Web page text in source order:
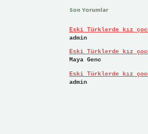
Son Yorumlar
Eski Türklerde kız
admin
Eski Türklerde kız
Maya Genc
Eski Türklerde kız
admin